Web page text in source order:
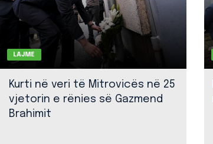
LAJME
Kurti në veri të Mitrovicës në 25
vjetorin e rënies së Gazmend
Brahimit